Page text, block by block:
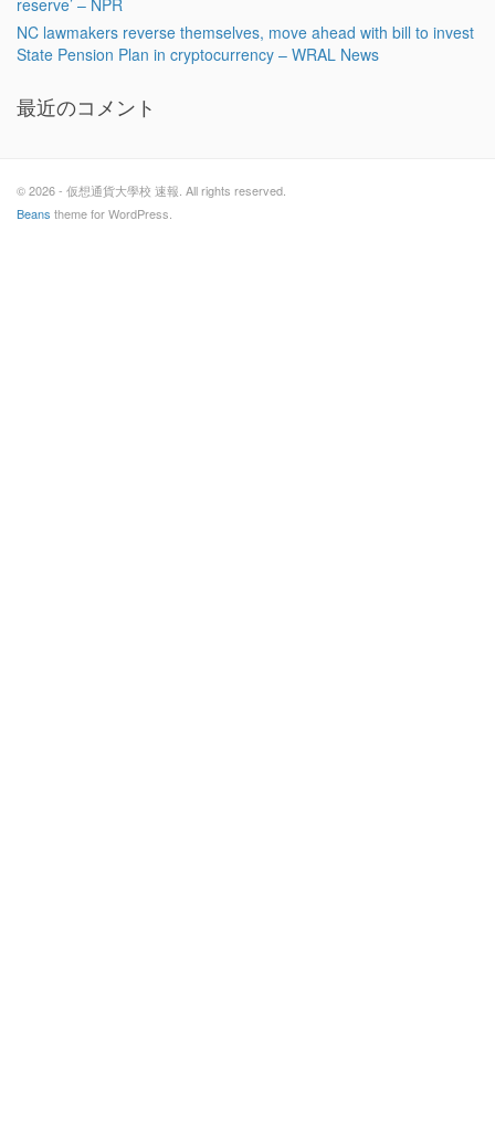
reserve’ – NPR
NC lawmakers reverse themselves, move ahead with bill to invest
State Pension Plan in cryptocurrency – WRAL News
最近のコメント
© 2026 - 仮想通貨大學校 速報. All rights reserved.
Beans theme for WordPress.